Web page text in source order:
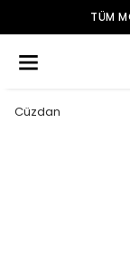
TÜM
Cüzdan